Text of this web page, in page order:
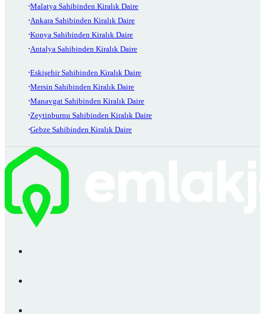
Malatya Sahibinden Kiralık Daire
Ankara Sahibinden Kiralık Daire
Konya Sahibinden Kiralık Daire
Antalya Sahibinden Kiralık Daire
Eskişehir Sahibinden Kiralık Daire
Mersin Sahibinden Kiralık Daire
Manavgat Sahibinden Kiralık Daire
Zeytinburnu Sahibinden Kiralık Daire
Gebze Sahibinden Kiralık Daire